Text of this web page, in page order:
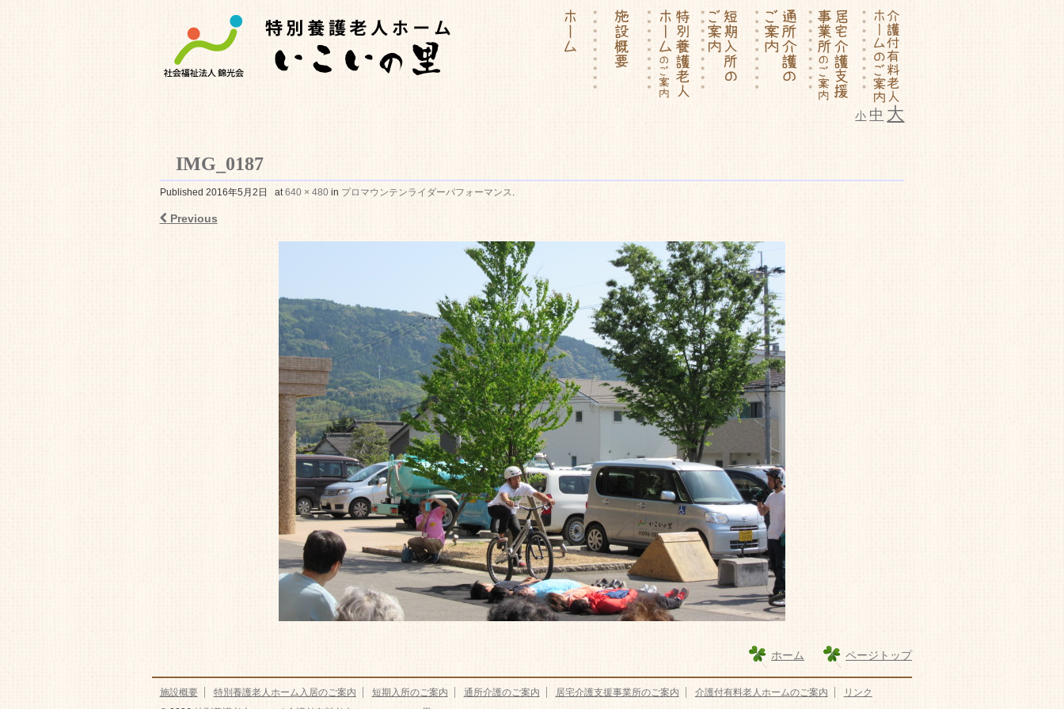
小 中 大
特別養護老人ホーム | 介護付有料老人ホーム いこいの里
IMG_0187
Published 2016年5月2日 at640 × 480in プロマウンテンライダーパフォーマンス.
Previous
ホーム ページトップ
施設概要 特別養護老人ホーム入居のご案内 短期入所のご案内 通所介護のご案内 居宅介護支援事業所のご案内 介護付有料老人ホームのご案内
リンク